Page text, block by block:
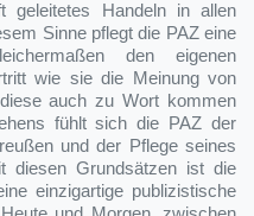
geleitetes Handeln in allen
Sinne pflegt die PAZ eine
den eigenen
wie sie die Meinung von
auch zu Wort kommen
fühlt sich die PAZ der
und der Pflege seines
diesen Grundsätzen ist die
einzigartige publizistische